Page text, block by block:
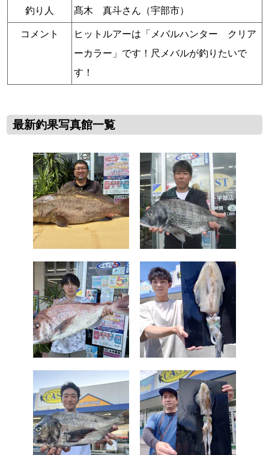
釣り人 髙木 真斗さん（宇部市）
コメント
ヒットルアーは「メバルハンター クリア
ーカラー」です！尺メバルが釣りたいで
す！
最新釣果写真館一覧